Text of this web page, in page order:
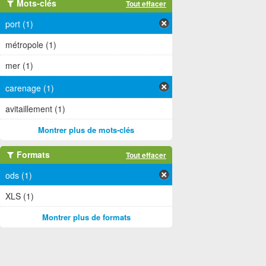
Mots-clés Tout effacer
port (1)
métropole (1)
mer (1)
carenage (1)
avitaillement (1)
Montrer plus de mots-clés
Formats Tout effacer
ods (1)
XLS (1)
Montrer plus de formats